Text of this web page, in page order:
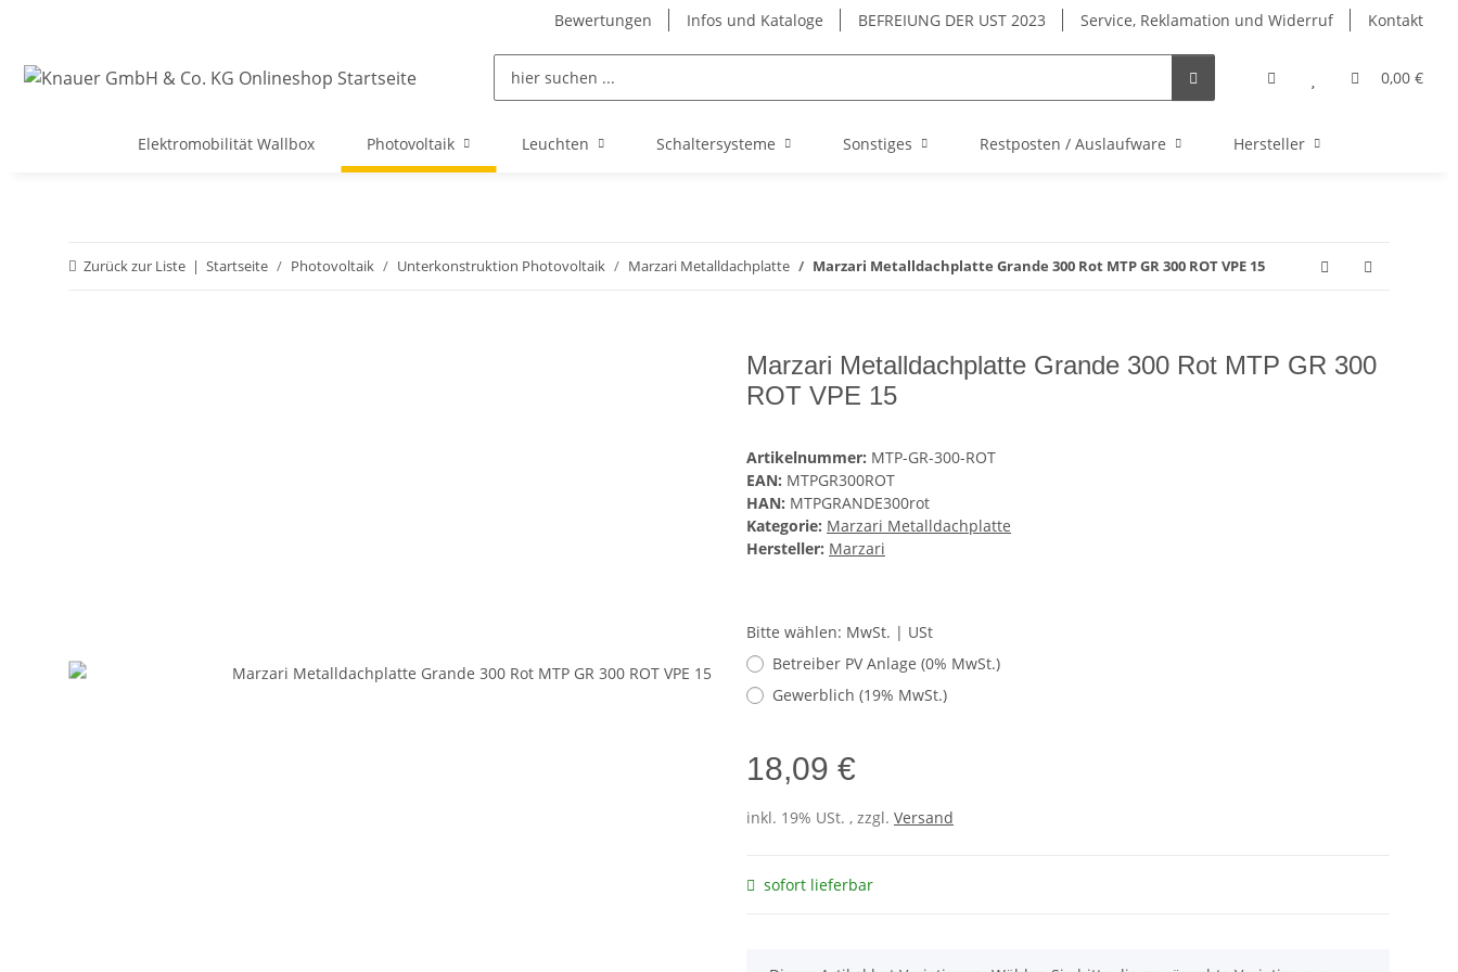
Bewertungen Infos und Kataloge BEFREIUNG DER UST 2023 Service, Reklamation und Widerruf Kontakt
0,00 €
Elektromobilität Wallbox Photovoltaik Leuchten Schaltersysteme Sonstiges Restposten / Auslaufware Hersteller
Zurück zur Liste Startseite Photovoltaik Unterkonstruktion Photovoltaik Marzari Metalldachplatte Marzari Metalldachplatte Grande 300 Rot MTP GR 300 ROT VPE 15
Marzari Metalldachplatte Grande 300 Rot MTP GR 300
ROT VPE 15
Artikelnummer: MTP-GR-300-ROT
EAN: MTPGR300ROT
HAN: MTPGRANDE300rot
Kategorie: Marzari Metalldachplatte
Hersteller: Marzari
Bitte wählen: MwSt. | USt
Betreiber PV Anlage (0% MwSt.)
Gewerblich (19% MwSt.)
18,09 €
inkl. 19% USt. , zzgl. Versand
sofort lieferbar